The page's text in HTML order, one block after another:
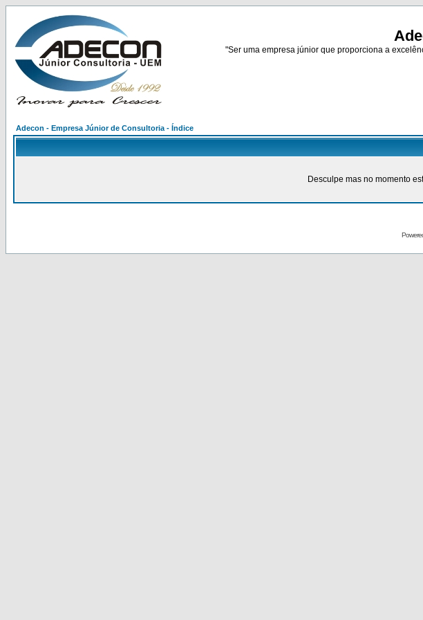
"Ser uma empresa júnior que proporciona a
Adecon - Empresa Júnior de Consultoria - Índice
Desculpe mas no momento